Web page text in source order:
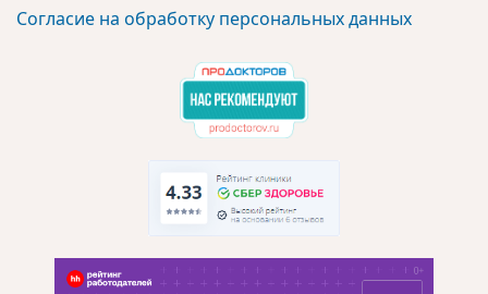
Согласие на обработку персональных данных